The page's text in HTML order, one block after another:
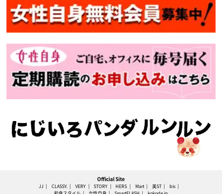
Official Site
JJ CLASSY. VERY STORY HERS Mart 美ST
bis